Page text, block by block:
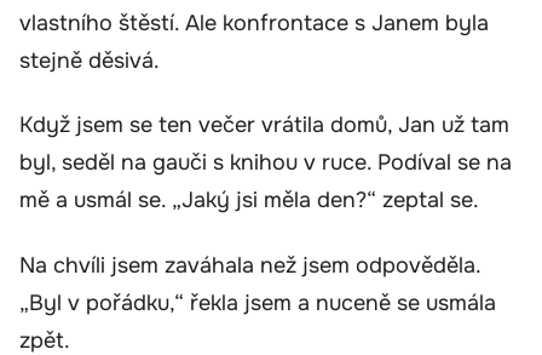
vlastního štěstí. Ale konfrontace s Janem byla
stejně děsivá.
Když jsem se ten večer vrátila domů, Jan už tam
byl, seděl na gauči s knihou v ruce. Podíval se na
mě a usmál se. „Jaký jsi měla den?“ zeptal se.
Na chvíli jsem zaváhala než jsem odpověděla.
„Byl v pořádku,“ řekla jsem a nuceně se usmála
zpět.